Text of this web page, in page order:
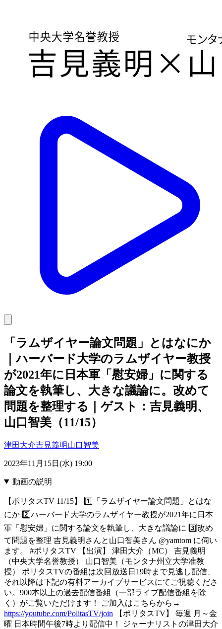
「ラムザイヤー論文問題」とはなにか
｜ハーバード大学のラムザイヤー教授
が2021年に日本軍「慰安婦」に関する
論文を執筆し、大きな議論に。改めて
問題を整理する｜ゲスト：吉見義明、
山口智美（11/15）
津田大介吉見義明山口智美
2023年11月15日(水) 19:00
動画の説明
【ポリタスTV 11/15】 1️⃣「ラムザイヤー論文問題」とはな
にか 2️⃣ハーバード大学のラムザイヤー教授が2021年に日本
軍「慰安婦」に関する論文を執筆し、大きな議論に 3️⃣改め
て問題を整理 吉見義明さんと山口智美さん @yamtom に伺い
ます。 #ポリタスTV 【出演】 津田大介（MC） 吉見義明
（中央大学名誉教授） 山口智美（モンタナ州立大学准教
授） ポリタスTVの番組は次回放送日19時まで見逃し配信、
それ以降は下記の有料アーカイブサービスにてご視聴くださ
い。900本以上の過去配信番組（一部ライブ配信番組を除
く）がご覧いただけます！ ご加入はこちらから→
https://youtube.com/PolitasTV/join 【ポリタスTV】 毎週 月～金
曜 日本時間午後7時より配信中！ ジャーナリストの津田大介